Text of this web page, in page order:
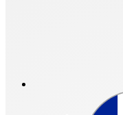
Passwort
Bitte erstellen
Account